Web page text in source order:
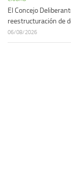
El Concejo
reestructuración de
06/08/2026